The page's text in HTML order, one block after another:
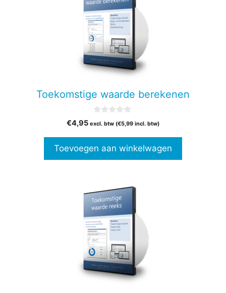
Toekomstige waarde berekenen
v
5
€4,95 excl. btw (€5,99 incl. btw)
Toevoegen aan winkelwagen